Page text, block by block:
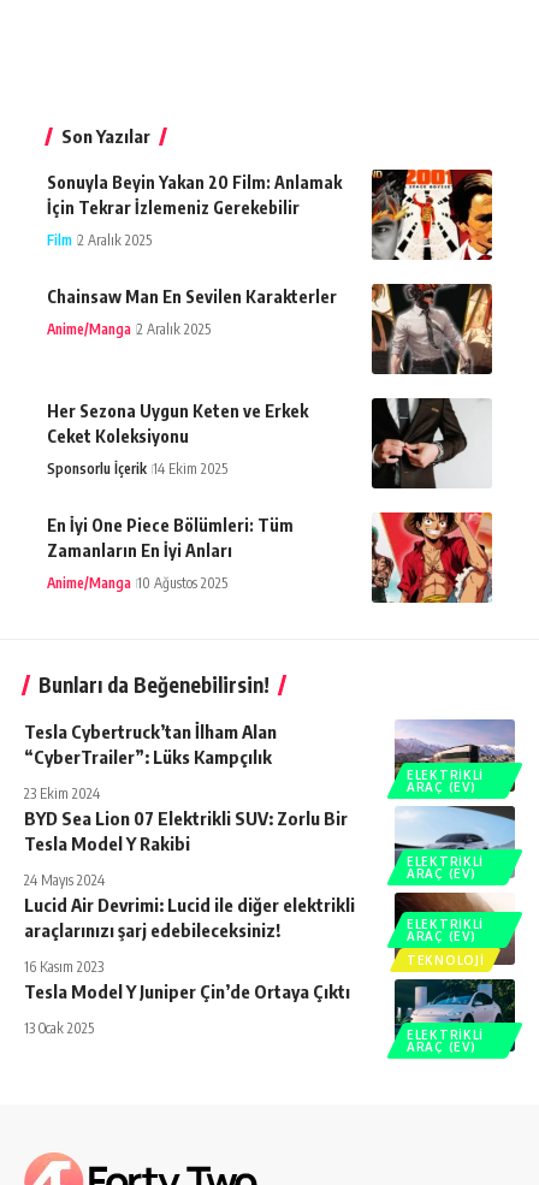
Son Yazılar
Sonuyla Beyin Yakan 20 Film: Anlamak
İçin Tekrar İzlemeniz Gerekebilir
Film 2 Aralık 2025
Chainsaw Man En Sevilen Karakterler
Anime/Manga 2 Aralık 2025
Her Sezona Uygun Keten ve Erkek
Ceket Koleksiyonu
Sponsorlu İçerik 14 Ekim 2025
En İyi One Piece Bölümleri: Tüm
Zamanların En İyi Anları
Anime/Manga 10 Ağustos 2025
Bunları da Beğenebilirsin!
ELEKTRIKLI
ARAÇ (EV)
Tesla Cybertruck’tan İlham Alan
“CyberTrailer”: Lüks Kampçılık
23 Ekim 2024
ELEKTRIKLI
ARAÇ (EV)
BYD Sea Lion 07 Elektrikli SUV: Zorlu Bir
Tesla Model Y Rakibi
24 Mayıs 2024
ELEKTRIKLI
ARAÇ (EV)
TEKNOLOJI
Lucid Air Devrimi: Lucid ile diğer elektrikli
araçlarınızı şarj edebileceksiniz!
16 Kasım 2023
ELEKTRIKLI
ARAÇ (EV)
Tesla Model Y Juniper Çin’de Ortaya Çıktı
13 Ocak 2025